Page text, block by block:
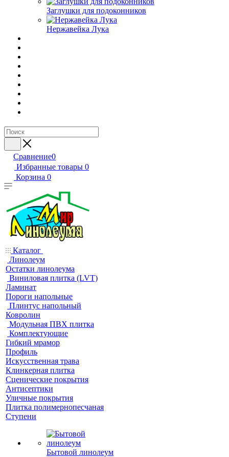
Заглушки для подоконников
Нержавейка Лука
Сравнение0
Избранные товары 0
Корзина 0
Каталог
Линолеум
Остатки линолеума
Виниловая плитка (LVT)
Ламинат
Пороги напольные
Плинтус напольный
Ковролин
Модульная ПВХ плитка
Комплектующие
Гибкий мрамор
Профиль
Искусственная трава
Клинкерная плитка
Сценические покрытия
Антисептики
Уличные покрытия
Плитка полимернопесчаная
Ступени
Бытовой линолеум